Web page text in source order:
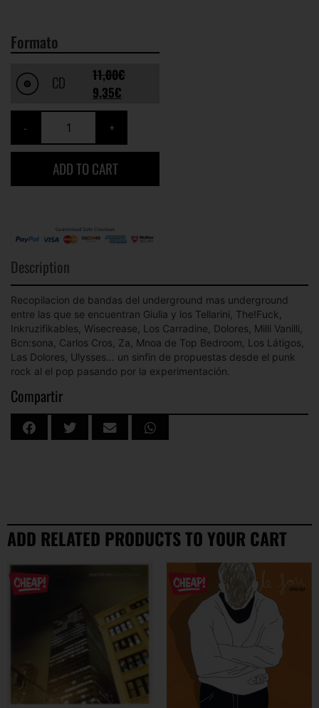
Formato
CD 11,00€
9,35€
ADD TO CART
Description
Recopilacion de bandas del underground mas underground
entre las que se encuentran Giulia y los Tellarini, The!Fuck,
Inkruzifikables, Wisecrease, Los Carradine, Dolores, Milli Vanilli,
Bcn:sona, Carlos Cros, Za, Mnoa de Top Bedroom, Los Látigos,
Las Dolores, Ulysses… un sinfin de propuestas desde el punk
rock al el pop pasando por la experimentación.
Compartir
ADD RELATED PRODUCTS TO YOUR CART